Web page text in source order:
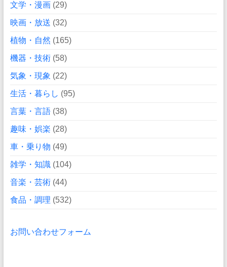
文学・漫画(29)
映画・放送 (32)
植物・自然 (165)
機器・技術(58)
気象・現象 (22)
生活・暮らし (95)
言葉・言語(38)
趣味・娯楽 (28)
車・乗り物 (49)
雑学・知識(104)
音楽・芸術(44)
食品・調理 (532)
お問い合わせフォーム